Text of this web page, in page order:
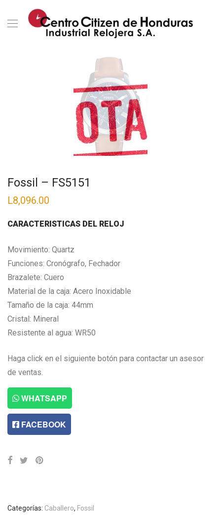
Fossil – FS5151
L8,096.00
CARACTERISTICAS DEL RELOJ
Movimiento: Quartz
Funciones: Cronógrafo, Fechador
Brazalete: Cuero
Material de la caja: Acero Inoxidable
Tamaño de la caja: 44mm
Cristal: Mineral
Resistente al agua: WR50
Haga click en el siguiente botón para contactar un asesor
de ventas.
WHATSAPP
FACEBOOK
Categorías: Caballero, Fossil